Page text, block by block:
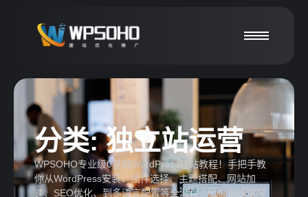
分类:独立站运营
WPSOHO专业级0基础WordPress建站教程！手把手教
你从WordPress安装、插件选择、主题搭配、网站加
速、SEO优化、到多语言配置等全流程，让你快速掌握